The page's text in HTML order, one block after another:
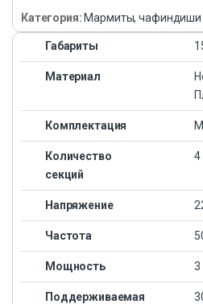
Категория: Мармиты, чафиндиши
Габариты
Материал
Комплектация
Количество
секций
4
Напряжение
Частота
Мощность 3
Поддерживаемая